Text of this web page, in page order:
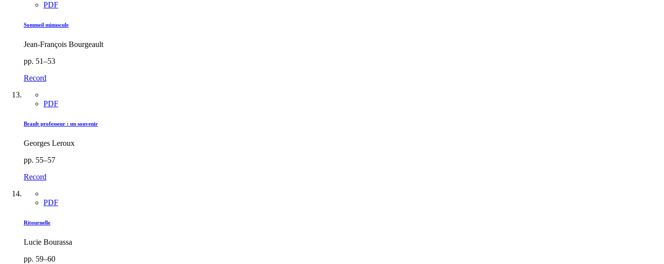
PDF
Sommeil minuscule
Jean-François Bourgeault
pp. 51–53
Record
PDF
Brault professeur : un souvenir
Georges Leroux
pp. 55–57
Record
PDF
Ritournelle
Lucie Bourassa
pp. 59–60